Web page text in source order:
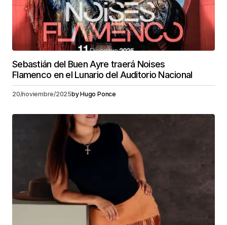
Sebastián del Buen Ayre traerá Noises
Flamenco en el Lunario del Auditorio Nacional
20/noviembre/2025byHugo Ponce